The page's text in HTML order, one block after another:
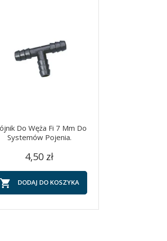
Szybki podgląd
Do Węża Fi 7 Mm Do
Systemów Pojenia.
Cena
4,50 zł
 DODAJ DO KOSZYKA